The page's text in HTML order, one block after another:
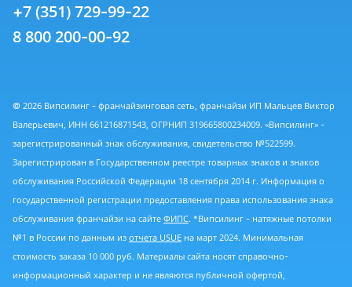
+7 (351) 729-99-22
8 800 200-00-92
© 2026 Випсилинг - франчайзинговая сеть, франчайзи ИП Мальцев Виктор
Валерьевич, ИНН 661216871543, ОГРНИП 319665800234009. «Випсилинг» -
зарегистрированный знак обслуживания, свидетельство №522599.
Зарегистрирован в Государственном реестре товарных знаков и знаков
обслуживания Российской Федерации 18 сентября 2014 г. Информация о
государственной регистрации предоставления права использования знака
обслуживания франчайзи на сайте ФИПС. *Випсилинг - натяжные потолки
№1 в России по данным из отчета USUE на март 2024. Минимальная
стоимость заказа 10 000 руб. Материалы сайта носят справочно-
информационный характер и не являются публичной офертой,